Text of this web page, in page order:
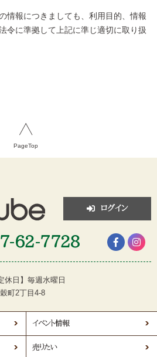
情報につきましても、利用目的、情報
令に準拠して上記に準じ適切に取り扱
PageTop
ログイン
62-7728
休日】毎週水曜日
町2丁目4-8
イベント情報
売りたい